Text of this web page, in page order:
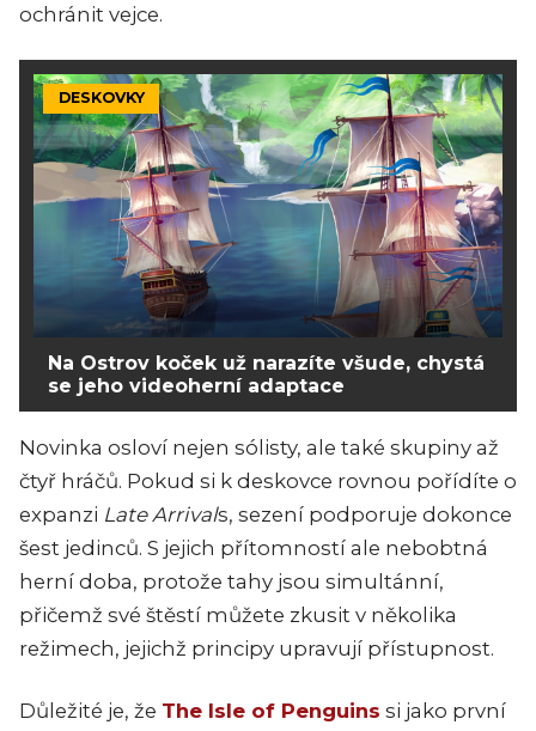
ochránit vejce.
DESKOVKY
Na Ostrov koček už narazíte všude, chystá
se jeho videoherní adaptace
Novinka osloví nejen sólisty, ale také skupiny až
čtyř hráčů. Pokud si k deskovce rovnou pořídíte o
expanzi Late Arrivals, sezení podporuje dokonce
šest jedinců. S jejich přítomností ale nebobtná
herní doba, protože tahy jsou simultánní,
přičemž své štěstí můžete zkusit v několika
režimech, jejichž principy upravují přístupnost.
Důležité je, že The Isle of Penguins si jako první